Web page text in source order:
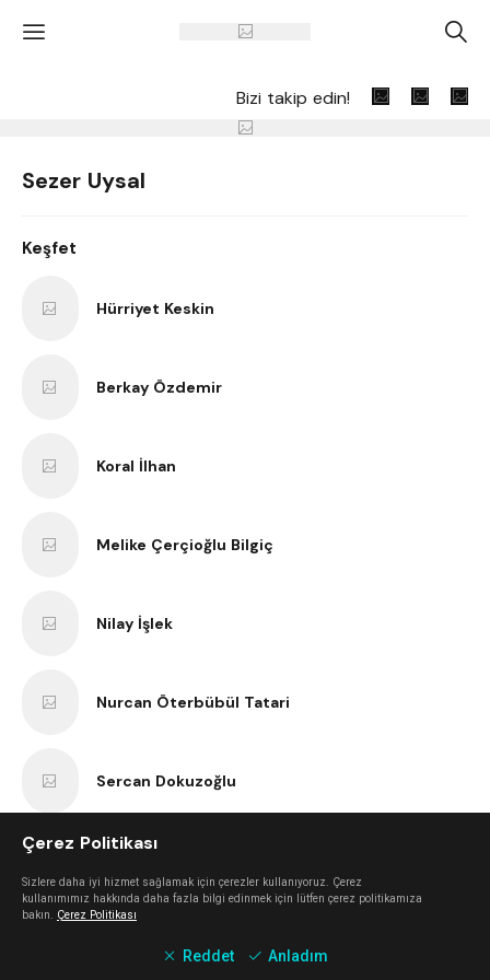
' A
Bizi takip edin!
Sezer Uysal
Keşfet
Hürriyet Keskin
Berkay Özdemir
Koral İlhan
Melike Çerçioğlu Bilgiç
Nilay İşlek
Nurcan Öterbübül Tatari
Sercan Dokuzoğlu
Çerez Politikası
Sizlere daha iyi hizmet sağlamak için çerezler kullanıyoruz. Çerez
kullanımımız hakkında daha fazla bilgi edinmek için lütfen çerez politikamıza
bakın. Çerez Politikası
Reddet Anladım